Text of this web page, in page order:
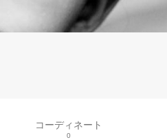
コーディネート
0